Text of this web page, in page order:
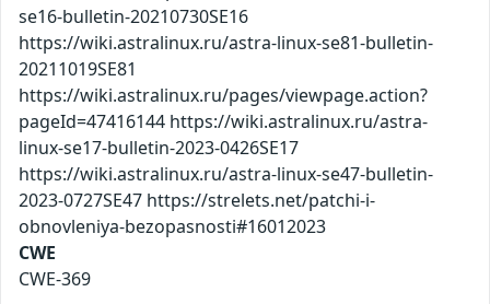
se16-bulletin-20210730SE16
https://wiki.astralinux.ru/astra-linux-se81-bulletin-
20211019SE81
https://wiki.astralinux.ru/pages/viewpage.action?
pageId=47416144 https://wiki.astralinux.ru/astra-
linux-se17-bulletin-2023-0426SE17
https://wiki.astralinux.ru/astra-linux-se47-bulletin-
2023-0727SE47 https://strelets.net/patchi-i-
obnovleniya-bezopasnosti#16012023
CWE
CWE-369